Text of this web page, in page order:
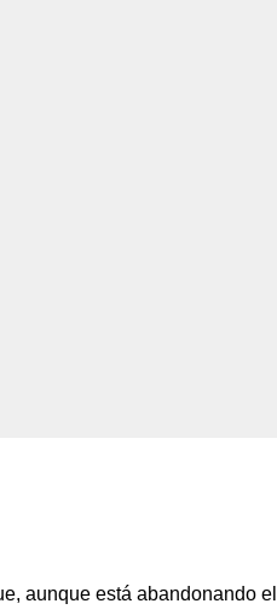
aunque está abandonando el